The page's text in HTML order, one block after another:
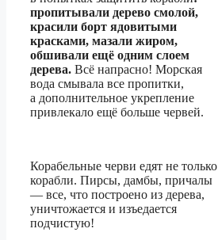
пропитывали дерево смолой,
красили борт ядовитыми
красками, мазали жиром,
обшивали ещё одним слоем
дерева. Всё напрасно! Морская
вода смывала все пропитки,
а дополнительное укрепление
привлекало ещё больше червей.
Корабельные черви едят не только
корабли. Пирсы, дамбы, причалы
— все, что построено из дерева,
уничтожается и изъедается
подчистую!